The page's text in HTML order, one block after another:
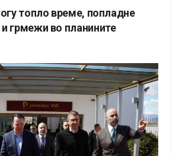
топло време, попладне
грмежи во планините